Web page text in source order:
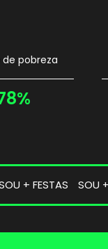
pobreza
+ FESTAS SOU